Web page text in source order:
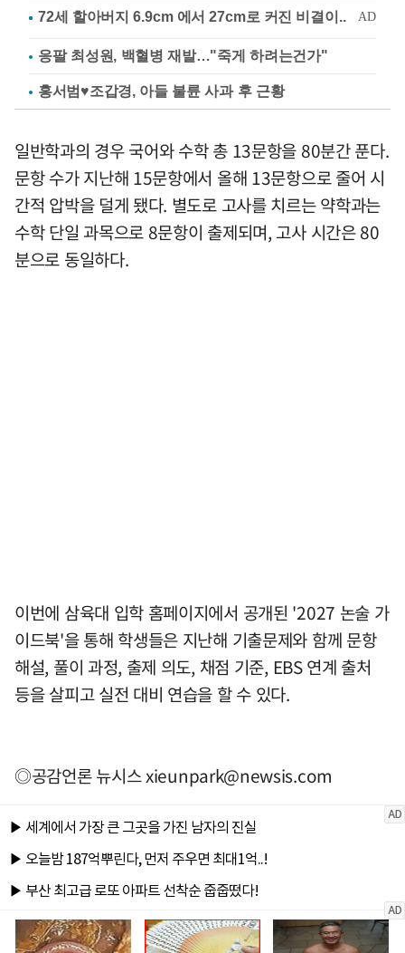
응팔 최성원, 백혈병 재발…"죽게 하려는건가"
홍서범♥조갑경, 아들 불륜 사과 후 근황
일반학과의 경우 국어와 수학 총 13문항을 80분간 푼다.
문항 수가 지난해 15문항에서 올해 13문항으로 줄어 시
간적 압박을 덜게 됐다. 별도로 고사를 치르는 약학과는
수학 단일 과목으로 8문항이 출제되며, 고사 시간은 80
분으로 동일하다.
이번에 삼육대 입학 홈페이지에서 공개된 '2027 논술 가
이드북'을 통해 학생들은 지난해 기출문제와 함께 문항
해설, 풀이 과정, 출제 의도, 채점 기준, EBS 연계 출처
등을 살피고 실전 대비 연습을 할 수 있다.
◎공감언론 뉴시스xieunpark@newsis.com